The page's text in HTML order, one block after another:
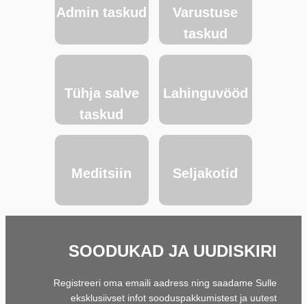
Admin taskud
Varustuse
taskud
Tühja salve
taskud
Lahinguvööd
Meditsiin Seljakotid
SOODUKAD JA UUDISKIRI
Registreeri oma emaili aadress ning saadame Sulle
eksklusiivset infot sooduspakkumistest ja uutest